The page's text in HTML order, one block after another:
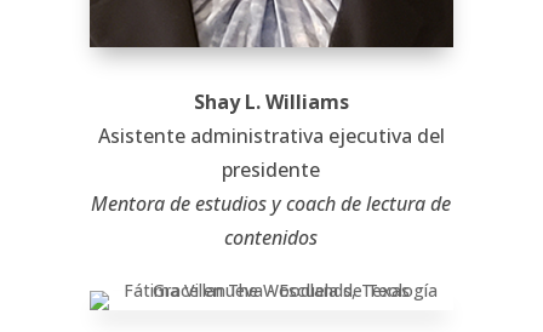
Shay L. Williams
Asistente administrativa ejecutiva del
presidente
Mentora de estudios y coach de lectura de
contenidos